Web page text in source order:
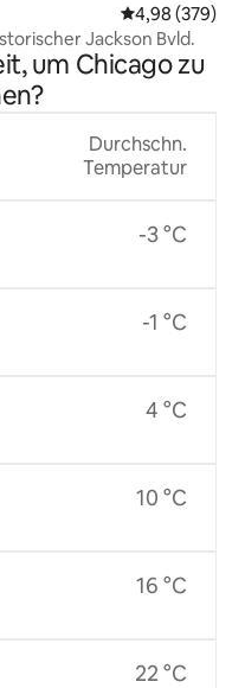
4,98 (379)
Jackson Bvld.
um Chicago zu
Durchschn.
Temperatur
-3 °C
-1 °C
4 °C
10 °C
16 °C
22 °C